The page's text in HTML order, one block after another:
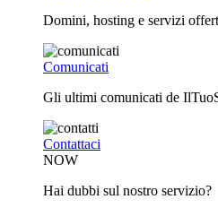
Domini, hosting e servizi
Comunicati
Gli ultimi comunicati de
Contattaci
NOW
Hai dubbi sul nostro servizio?